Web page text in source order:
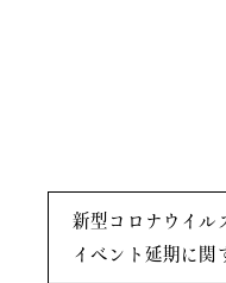
新型コロナウイル
イベント延期に関